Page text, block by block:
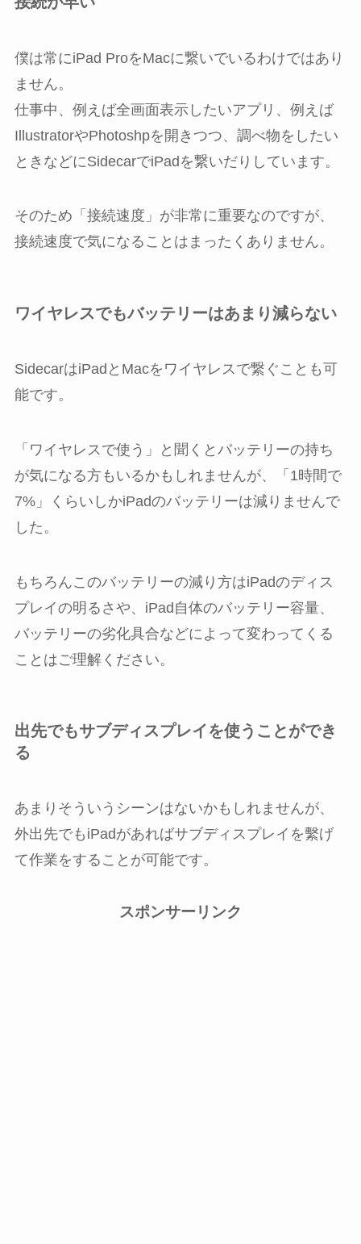
僕は常にiPad ProをMacに繋いでいるわけではあり
ません。
仕事中、例えば全画面表示したいアプリ、例えば
IllustratorやPhotoshpを開きつつ、調べ物をしたい
ときなどにSidecarでiPadを繋いだりしています。
そのため「接続速度」が非常に重要なのですが、
接続速度で気になることはまったくありません。
ワイヤレスでもバッテリーはあまり減らない
SidecarはiPadとMacをワイヤレスで繋ぐことも可
能です。
「ワイヤレスで使う」と聞くとバッテリーの持ち
が気になる方もいるかもしれませんが、「1時間で
7%」くらいしかiPadのバッテリーは減りませんで
した。
もちろんこのバッテリーの減り方はiPadのディス
プレイの明るさや、iPad自体のバッテリー容量、
バッテリーの劣化具合などによって変わってくる
ことはご理解ください。
出先でもサブディスプレイを使うことができ
る
あまりそういうシーンはないかもしれませんが、
外出先でもiPadがあればサブディスプレイを繫げ
て作業をすることが可能です。
スポンサーリンク